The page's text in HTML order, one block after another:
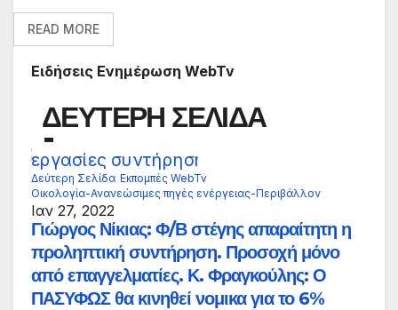
READ MORE
Ειδήσεις Ενημέρωση WebTv
ΔΕΥΤΕΡΗ ΣΕΛΙΔΑ
Δεύτερη Σελίδα Εκπομπές WebTv
Οικολογία-Ανανεώσιμες πηγές ενέργειας-Περιβάλλον
Ιαν 27, 2022
Γιώργος Νίκιας: Φ/Β στέγης απαραίτητη η
προληπτική συντήρηση. Προσοχή μόνο
από επαγγελματίες. Κ. Φραγκούλης: Ο
ΠΑΣΥΦΩΣ θα κινηθεί νομικα για το 6%